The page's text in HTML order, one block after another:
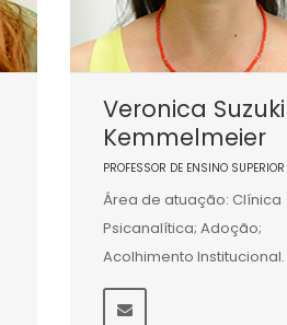
Veronica Suzuki
Kemmelmeier
PROFESSOR DE ENSINO SUPERIOR
Área de atuação: Clínica
Psicanalítica; Adoção;
Acolhimento Institucional.